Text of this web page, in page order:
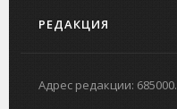
РЕДАКЦИЯ
Адрес редакции: